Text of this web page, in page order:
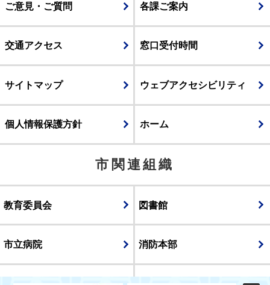
ご意見・ご質問 各課ご案内
交通アクセス 窓口受付時間
サイトマップ ウェブアクセシビリティ
個人情報保護方針 ホーム
市関連組織
教育委員会 図書館
市立病院 消防本部